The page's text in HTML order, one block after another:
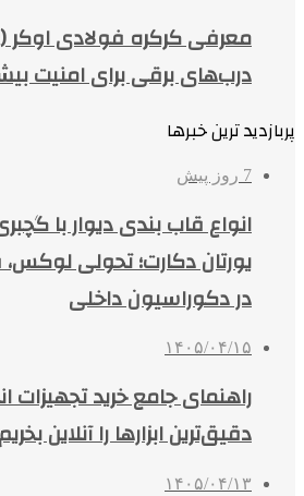
درب‌های برقی برای امنیت
پربازدید ترین خبرها
7 روز پیش
انواع قاب بندی دیوار با
یورتان دکارت؛ تحولی
در دکوراسیون داخلی
۱۴۰۵/۰۴/۱۵
راهنمای جامع خرید تجهیزات
دقیق‌ترین ابزارها را آنلاین
۱۴۰۵/۰۴/۱۳